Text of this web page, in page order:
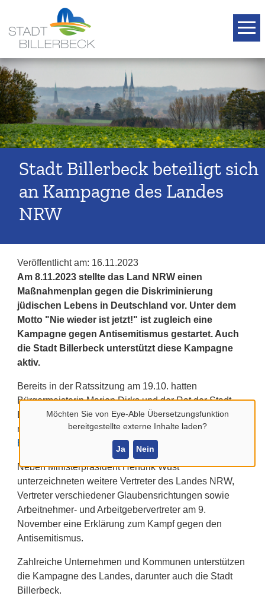
Möchten Sie von Eye-Able Übersetzungsfunktion
bereitgestellte externe Inhalte laden?
Ja Nein
Stadt Billerbeck beteiligt sich
an Kampagne des Landes
NRW
Veröffentlicht am: 16.11.2023
Am 8.11.2023 stellte das Land NRW einen
Maßnahmenplan gegen die Diskriminierung
jüdischen Lebens in Deutschland vor. Unter dem
Motto "Nie wieder ist jetzt!" ist zugleich eine
Kampagne gegen Antisemitismus gestartet. Auch
die Stadt Billerbeck unterstützt diese Kampagne
aktiv.
Bereits in der Ratssitzung am 19.10. hatten
Bürgermeisterin Marion Dirks und der Rat der Stadt
Billerbeck eine gemeinsame Erklärung zur Solidarität
mit Israel abgegeben:
Gemeinsame Erklärung Stadt
Billerbeck - Solidarität mit Israel
Neben Ministerpräsident Hendrik Wüst
unterzeichneten weitere Vertreter des Landes NRW,
Vertreter verschiedener Glaubensrichtungen sowie
Arbeitnehmer- und Arbeitgebervertreter am 9.
November eine Erklärung zum Kampf gegen den
Antisemitismus.
Zahlreiche Unternehmen und Kommunen unterstützen
die Kampagne des Landes, darunter auch die Stadt
Billerbeck.